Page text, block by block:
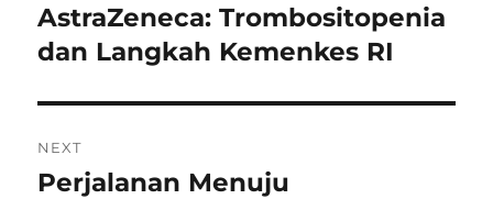
AstraZeneca: Trombositopenia
dan Langkah Kemenkes RI
NEXT
Next
Perjalanan Menuju